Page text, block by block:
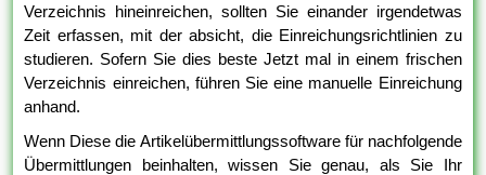
Verzeichnis hineinreichen, sollten Sie einander irgendetwas
Zeit erfassen, mit der absicht, die Einreichungsrichtlinien zu
studieren. Sofern Sie dies beste Jetzt mal in einem frischen
Verzeichnis einreichen, führen Sie eine manuelle Einreichung
anhand.
Wenn Diese die Artikelübermittlungssoftware für nachfolgende
Übermittlungen beinhalten, wissen Sie genau, als Sie Ihr